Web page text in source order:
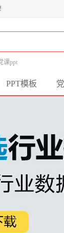
课ppt
PPT模板